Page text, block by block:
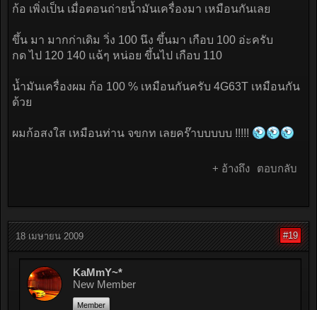
ก้อ เพิ่งเป็น เมื่อตอนถ่ายน้ำมันเครื่องมา เหมือนกันเลย
ขึ้น มา มากก่าเดิม วิ่ง 100 นึง ขึ้นมา เกือบ 100 อ่ะครับ
กด ไป 120 140 แฉ้ๆ หน่อย ขึ้นไป เกือบ 110
น้ำมันเครื่องผม ก้อ 100 % เหมือนกันครับ 4G63T เหมือนกัน
ด้วย
ผมก้อสงใส เหมือนท่าน จขกท เลยคร๊าบบบบบ !!!!!
+ อ้างถึง ตอบกลับ
18 เมษายน 2009 #19
KaMmY~*
New Member
Member